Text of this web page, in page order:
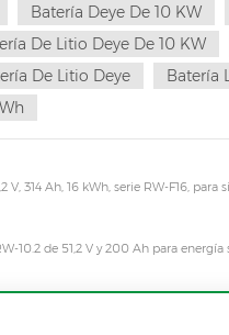
Batería Deye De 10 KW
De Litio Deye De 10 KW
De Litio Deye
Batería
V, 314 Ah, 16 kWh, serie RW-F16,
10.2 de 51,2 V y 200 Ah para energía